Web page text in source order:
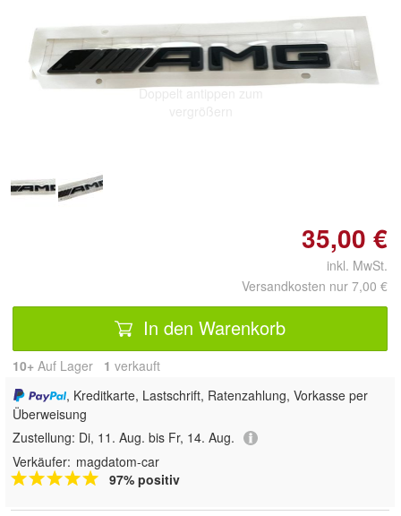
Doppelt antippen zum
35,00 €
inkl. MwSt.
Versandkosten nur 7,00 €
In den Warenkorb
10+ Auf Lager 1 verkauft
, Kreditkarte, Lastschrift, Ratenzahlung, Vorkasse per
Überweisung
Zustellung: Di, 11. Aug. bis Fr, 14. Aug.
Verkäufer: magdatom-car
97% positiv